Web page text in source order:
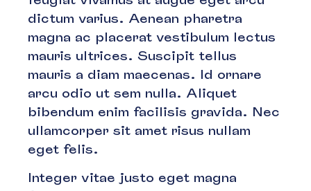
dictum varius. Aenean pharetra
magna ac placerat vestibulum lectus
mauris ultrices. Suscipit tellus
mauris a diam maecenas. Id ornare
arcu odio ut sem nulla. Aliquet
bibendum enim facilisis gravida. Nec
ullamcorper sit amet risus nullam
eget felis.
Integer vitae justo eget magna